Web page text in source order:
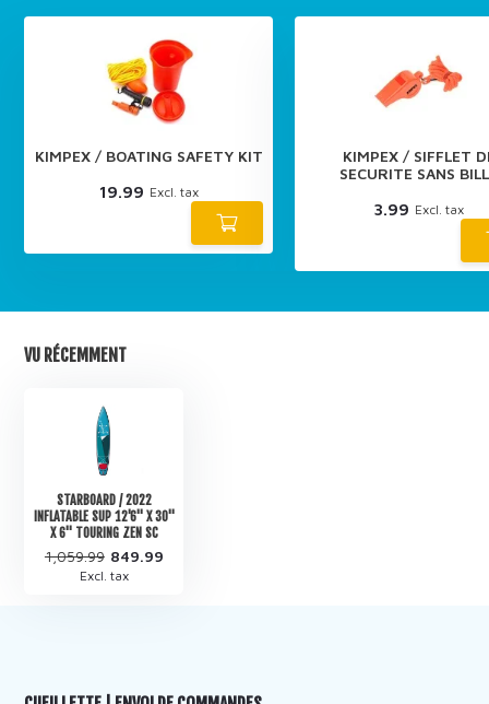
KIMPEX / BOATING SAFETY KIT
19.99 Excl. tax
KIMPEX / SIFFLET
SECURITE SANS
3.99 Excl. tax
VU RÉCEMMENT
STARBOARD / 2022
INFLATABLE SUP 12'6" X 30"
X 6" TOURING ZEN SC
1,059.99 849.99
Excl. tax